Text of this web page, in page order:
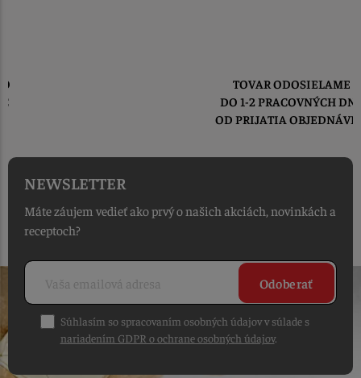
TOVAR ODOSIELAME
DO 1-2 PRACOVNÝCH DNÍ
OD PRIJATIA OBJEDNÁVKY
NEWSLETTER
Máte záujem vedieť ako prvý o našich akciách, novinkách a
receptoch?
Odoberať
Súhlasím so spracovaním osobných údajov v súlade s
nariadením GDPR o ochrane osobných údajov.